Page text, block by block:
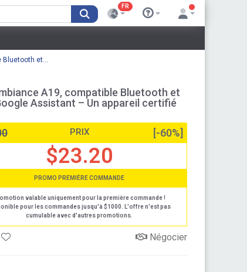
FR
Bluetooth et...
A19, compatible Bluetooth et
Assistant – Un appareil certifié
PRIX [-60%]
$23.20
PROMO PREMIÈRE COMMANDE
valable uniquement pour la première commande !
pour les commandes jusqu'à $1000. L'offre n'est pas
cumulable avec d'autres promotions.
Négocier